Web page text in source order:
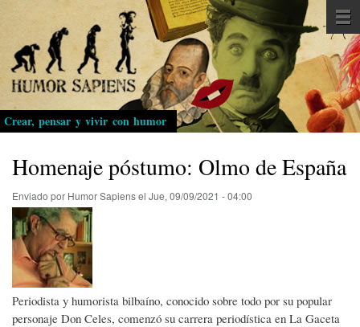
Pasar
al
contenido
principal
Crear, pensar y vivir con humor
Homenaje póstumo: Olmo de España
Enviado por Humor Sapiensel Jue, 09/09/2021 - 04:00
Periodista y humorista bilbaíno, conocido sobre todo por su popular
personaje Don Celes, comenzó su carrera periodística en La Gaceta